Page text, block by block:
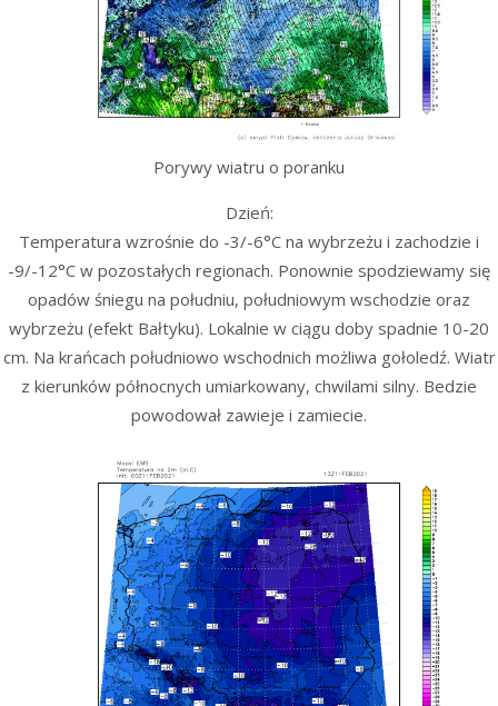
Porywy wiatru o poranku
Dzień:
Temperatura wzrośnie do -3/-6°C na wybrzeżu i zachodzie i
-9/-12°C w pozostałych regionach. Ponownie spodziewamy się
opadów śniegu na południu, południowym wschodzie oraz
wybrzeżu (efekt Bałtyku). Lokalnie w ciągu doby spadnie 10-20
cm. Na krańcach południowo wschodnich możliwa gołoledź. Wiatr
z kierunków północnych umiarkowany, chwilami silny. Bedzie
powodował zawieje i zamiecie.